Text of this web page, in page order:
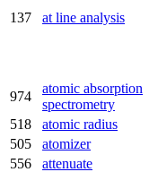
137 at line analysis
974
atomic absorption
spectrometry
518
atomic radius
505
atomizer
556
attenuate